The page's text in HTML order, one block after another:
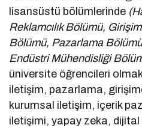
lisansüstü bölümlerinde
Reklamcılık Bölümü,
Bölümü, Pazarlama
Endüstri Mühendisliği
üniversite öğrencileri
iletişim, pazarlama,
kurumsal iletişim, içerik
iletişimi, yapay zeka,